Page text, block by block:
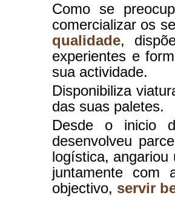
Como se
comercializar os
qualidade,
experientes e
sua actividade.
Disponibiliza
das suas paletes.
Desde o inicio
desenvolveu
logística, angariou
juntamente com
objectivo, servir